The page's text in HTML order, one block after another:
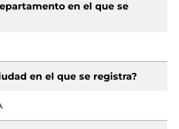
en el que se
en el que se registra?